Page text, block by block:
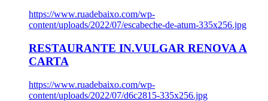
https://www.ruadebaixo.com/wp-
content/uploads/2022/07/escabeche-de-atum-335x256.jpg
RESTAURANTE IN.VULGAR RENOVA A
CARTA
https://www.ruadebaixo.com/wp-
content/uploads/2022/07/d6c2815-335x256.jpg